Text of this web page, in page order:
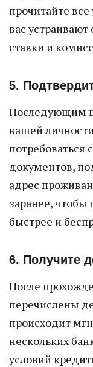
прочитайте
вас
ставки и
5.
Последующим
вашей
потребоваться
документов,
адрес
заранее, чтобы
быстрее и
6. Получите
После
перечислены
происходит
нескольких
условий